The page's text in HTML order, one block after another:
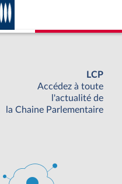
LCP
Accédez à toute
l'actualité de
la Chaine Parlementaire